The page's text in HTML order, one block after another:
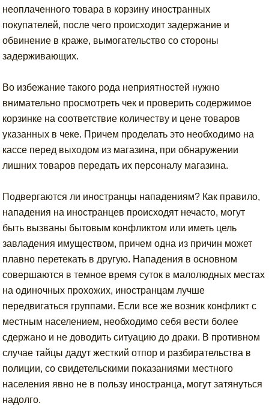
неоплаченного товара в корзину иностранных
покупателей, после чего происходит задержание и
обвинение в краже, вымогательство со стороны
задерживающих.
Во избежание такого рода неприятностей нужно
внимательно просмотреть чек и проверить содержимое
корзинке на соответствие количеству и цене товаров
указанных в чеке. Причем проделать это необходимо на
кассе перед выходом из магазина, при обнаружении
лишних товаров передать их персоналу магазина.
Подвергаются ли иностранцы нападениям? Как правило,
нападения на иностранцев происходят нечасто, могут
быть вызваны бытовым конфликтом или иметь цель
завладения имуществом, причем одна из причин может
плавно перетекать в другую. Нападения в основном
совершаются в темное время суток в малолюдных местах
на одиночных прохожих, иностранцам лучше
передвигаться группами. Если все же возник конфликт с
местным населением, необходимо себя вести более
сдержано и не доводить ситуацию до драки. В противном
случае тайцы дадут жесткий отпор и разбирательства в
полиции, со свидетельскими показаниями местного
населения явно не в пользу иностранца, могут затянуться
надолго.